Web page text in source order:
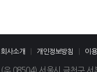
회사소개 개인정보방침 이
(우 08504) 서울시 금천구